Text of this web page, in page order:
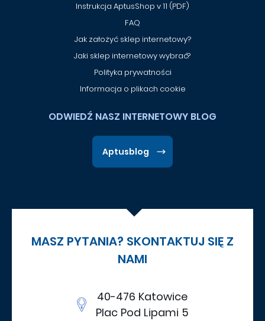
Instrukcja AptusShop v 11 (PDF)
FAQ
Jak założyć sklep internetowy?
Jaki sklep internetowy wybrać?
Polityka prywatności
Informacja o plikach cookie
ODWIEDŹ NASZ INTERNETOWY BLOG
Aptusblog
MASZ PYTANIA? SKONTAKTUJ SIĘ Z
NAMI
40-476 Katowice
Plac Pod Lipami 5